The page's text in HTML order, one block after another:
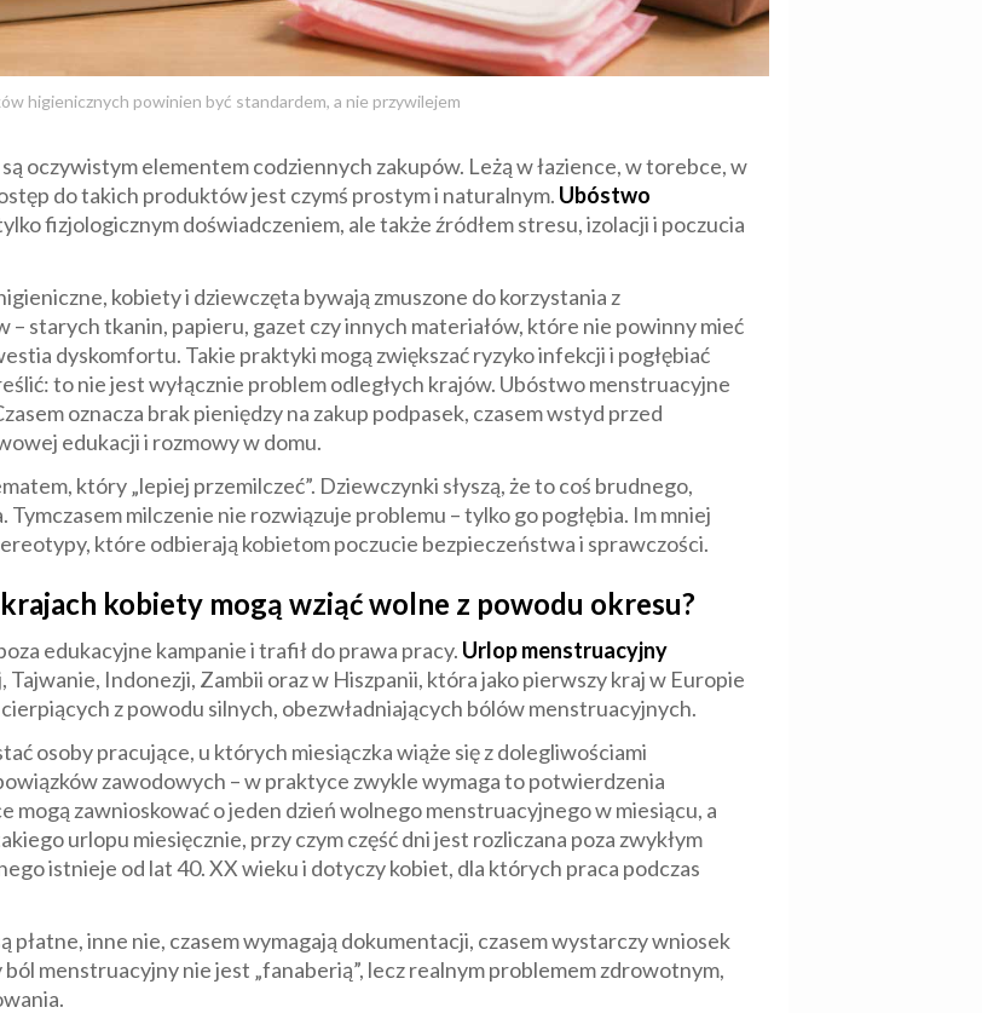
higienicznych powinien być standardem, a nie przywilejem
oczywistym elementem codziennych zakupów. Leżą w łazience, w torebce, w
do takich produktów jest czymś prostym i naturalnym. Ubóstwo
fizjologicznym doświadczeniem, ale także źródłem stresu, izolacji i poczucia
kobiety i dziewczęta bywają zmuszone do korzystania z
starych tkanin, papieru, gazet czy innych materiałów, które nie powinny mieć
dyskomfortu. Takie praktyki mogą zwiększać ryzyko infekcji i pogłębiać
to nie jest wyłącznie problem odległych krajów. Ubóstwo menstruacyjne
oznacza brak pieniędzy na zakup podpasek, czasem wstyd przed
edukacji i rozmowy w domu.
który „lepiej przemilczeć”. Dziewczynki słyszą, że to coś brudnego,
milczenie nie rozwiązuje problemu – tylko go pogłębia. Im mniej
które odbierają kobietom poczucie bezpieczeństwa i sprawczości.
kobiety mogą wziąć wolne z powodu okresu?
edukacyjne kampanie i trafił do prawa pracy. Urlop menstruacyjny
Indonezji, Zambii oraz w Hiszpanii, która jako pierwszy kraj w Europie
z powodu silnych, obezwładniających bólów menstruacyjnych.
osoby pracujące, u których miesiączka wiąże się z dolegliwościami
zawodowych – w praktyce zwykle wymaga to potwierdzenia
mogą zawnioskować o jeden dzień wolnego menstruacyjnego w miesiącu, a
urlopu miesięcznie, przy czym część dni jest rozliczana poza zwykłym
istnieje od lat 40. XX wieku i dotyczy kobiet, dla których praca podczas
płatne, inne nie, czasem wymagają dokumentacji, czasem wystarczy wniosek
ból menstruacyjny nie jest „fanaberią”, lecz realnym problemem zdrowotnym,